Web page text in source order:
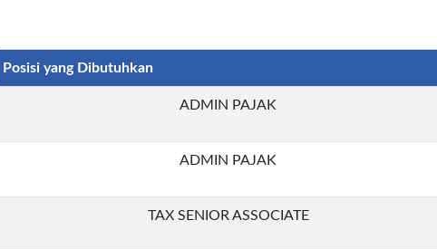
Posisi yang Dibutuhkan
ADMIN PAJAK
ADMIN PAJAK
TAX SENIOR ASSOCIATE